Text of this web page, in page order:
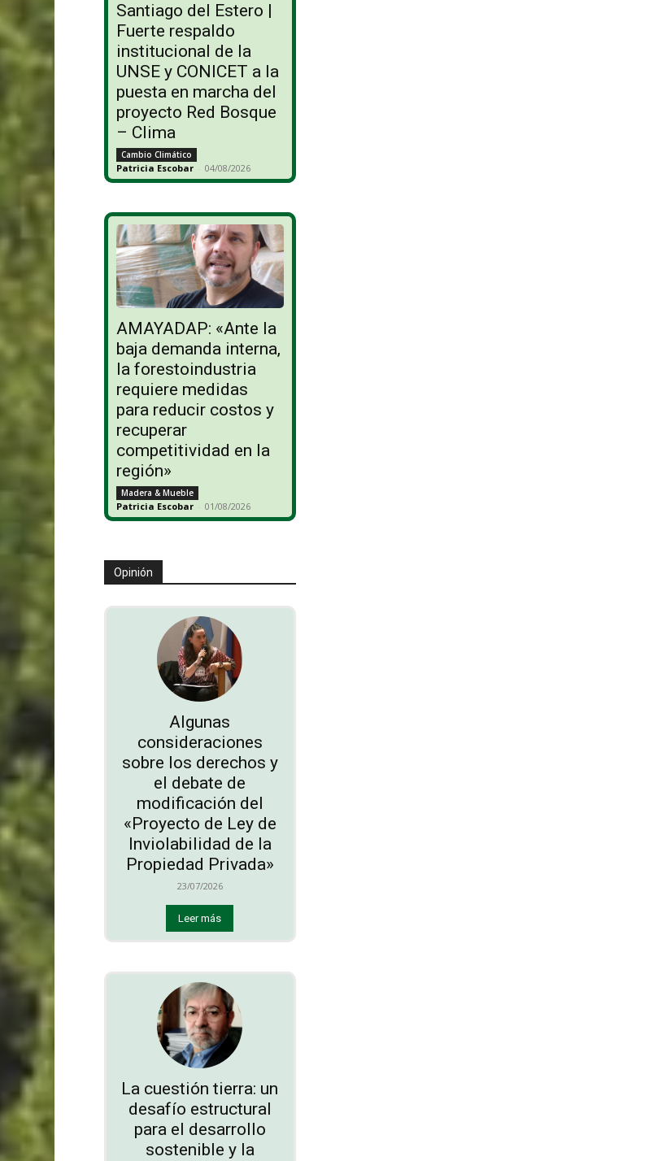
Santiago del Estero |
Fuerte respaldo
institucional de la
UNSE y CONICET a la
puesta en marcha del
proyecto Red Bosque
– Clima
Cambio Climático
Patricia Escobar - 04/08/2026
AMAYADAP: «Ante la
baja demanda interna,
la forestoindustria
requiere medidas
para reducir costos y
recuperar
competitividad en la
región»
Madera & Mueble
Patricia Escobar - 01/08/2026
Opinión
Algunas
consideraciones
sobre los derechos y
el debate de
modificación del
«Proyecto de Ley de
Inviolabilidad de la
Propiedad Privada»
23/07/2026
Leer más
La cuestión tierra: un
desafío estructural
para el desarrollo
sostenible y la